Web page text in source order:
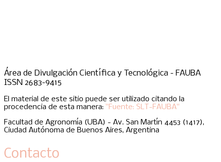
Área de Divulgación Científica y Tecnológica - FAUBA
ISSN 2683-9415
El material de este sitio puede ser utilizado citando la
procedencia de esta manera: "Fuente: SLT-FAUBA"
Facultad de Agronomía (UBA) - Av. San Martín 4453 (1417),
Ciudad Autónoma de Buenos Aires, Argentina
Contacto